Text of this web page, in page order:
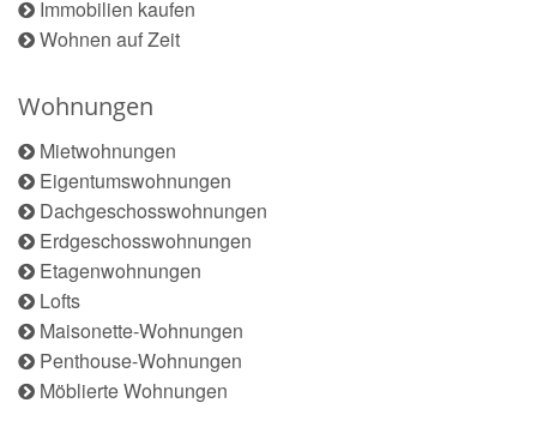
Immobilien kaufen
Wohnen auf Zeit
Wohnungen
Mietwohnungen
Eigentumswohnungen
Dachgeschosswohnungen
Erdgeschosswohnungen
Etagenwohnungen
Lofts
Maisonette-Wohnungen
Penthouse-Wohnungen
Möblierte Wohnungen